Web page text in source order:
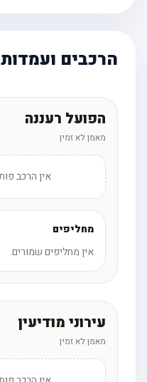
הרכבים ועמדות
הפועל רעננה
מאמן לא זמין
אין הרכב
מחליפים
אין מחליפים שמורים.
עירוני מודיעין
מאמן לא זמין